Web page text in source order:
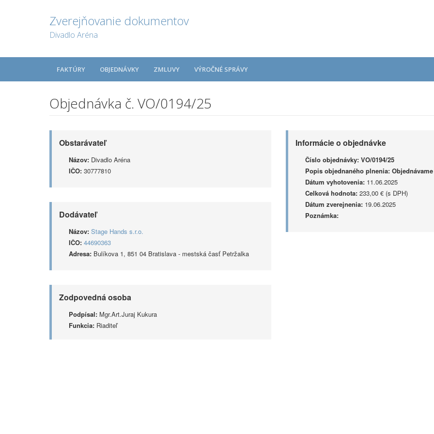
Zverejňovanie dokumentov
Divadlo Aréna
FAKTÚRY OBJEDNÁVKY ZMLUVY VÝROČNÉ SPRÁVY
Objednávka č. VO/0194/25
Obstarávateľ
Názov: Divadlo Aréna
IČO: 30777810
Dodávateľ
Názov: Stage Hands s.r.o.
IČO: 44690363
Adresa: Bulíkova 1, 851 04 Bratislava - mestská časť Petržalka
Zodpovedná osoba
Podpísal: Mgr.Art.Juraj Kukura
Funkcia: Riaditeľ
Informácie o objednávke
Číslo objednávky: VO/0194/25
Popis objednaného plnenia:
Dátum vyhotovenia:11.06.2025
Celková hodnota:233,00 € (s DPH)
Dátum zverejnenia:19.06.2025
Poznámka: